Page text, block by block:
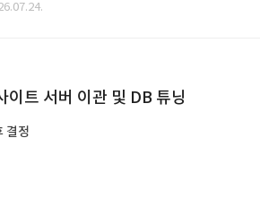
이트 서버 이관 및 DB 튜닝
결정